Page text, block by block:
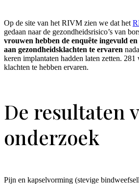
Op de site van het RIVM zien we dat het
gedaan naar de gezondheidsrisico’s van
vrouwen hebben de enquête ingevuld
aan gezondheidsklachten te ervaren
keren implantaten hadden laten zetten. 281
klachten te hebben ervaren.
De resultaten
onderzoek
Pijn en kapselvorming (stevige